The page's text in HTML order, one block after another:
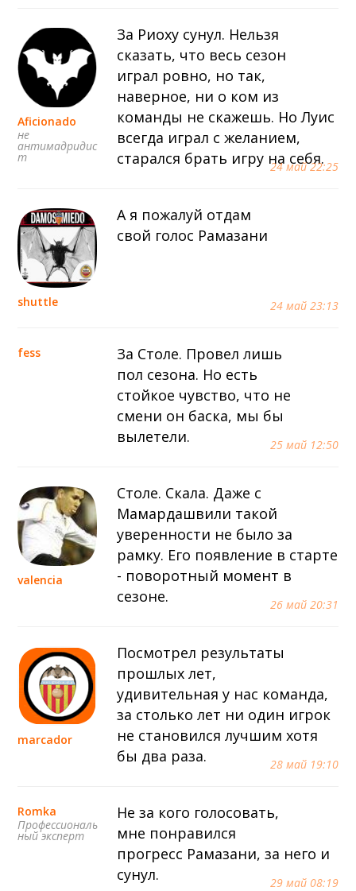
Aficionado
не
антимадридис
т
24 май 22:25
За Риоху сунул. Нельзя
сказать, что весь сезон
играл ровно, но так,
наверное, ни о ком из
команды не скажешь. Но Луис
всегда играл с желанием,
старался брать игру на себя.
shuttle 24 май 23:13
А я пожалуй отдам
свой голос Рамазани
fess
25 май 12:50
За Столе. Провел лишь
пол сезона. Но есть
стойкое чувство, что не
смени он баска, мы бы
вылетели.
valencia
26 май 20:31
Столе. Скала. Даже с
Мамардашвили такой
уверенности не было за
рамку. Его появление в старте
- поворотный момент в
сезоне.
marcador
28 май 19:10
Посмотрел результаты
прошлых лет,
удивительная у нас команда,
за столько лет ни один игрок
не становился лучшим хотя
бы два раза.
Romka
Профессиональ
ный эксперт
29 май 08:19
Не за кого голосовать,
мне понравился
прогресс Рамазани, за него и
сунул.